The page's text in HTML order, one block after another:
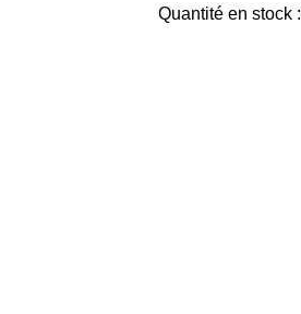
Quantité en stock :